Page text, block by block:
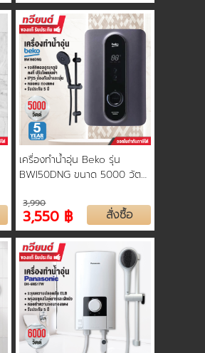
เครื่องทำน้ำอุ่น Beko รุ่น
BWI50DNG ขนาด 5000 วัตต์
หม้อต้ม 5 ปี
3,990
3,550 ฿ สั่งซื้อ